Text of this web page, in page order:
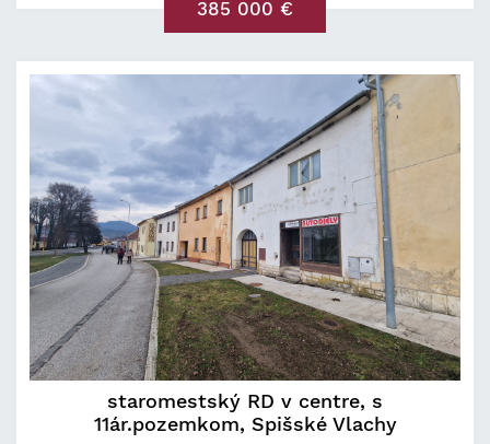
385 000 €
staromestský RD v centre, s
11ár.pozemkom, Spišské Vlachy